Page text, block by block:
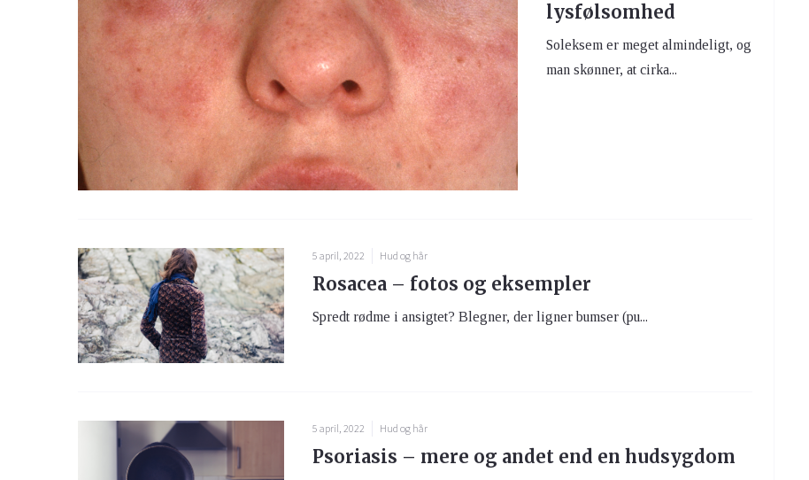
lysfølsomhed
Soleksem er meget almindeligt, og
man skønner, at cirka...
5 april, 2022 Hud og hår
Rosacea – fotos og eksempler
Spredt rødme i ansigtet? Blegner, der ligner bumser (pu...
5 april, 2022 Hud og hår
Psoriasis – mere og andet end en hudsygdom